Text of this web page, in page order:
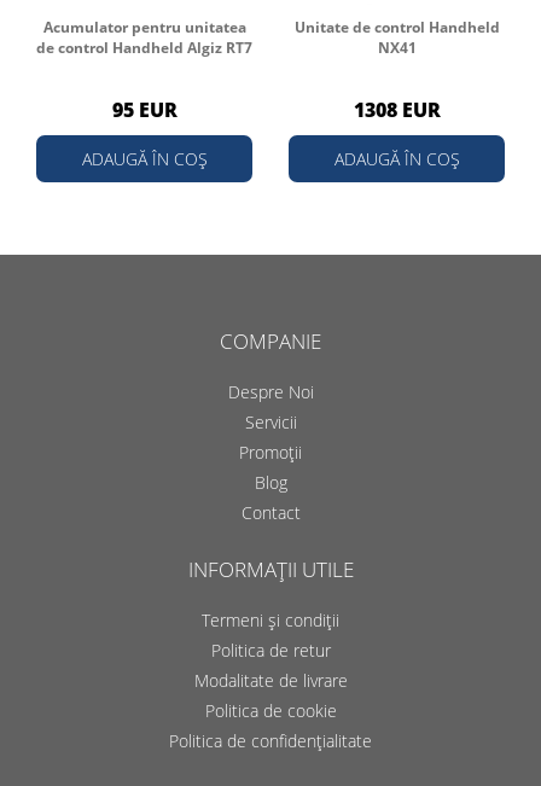
Acumulator pentru unitatea
de control Handheld Algiz RT7
95 EUR
ADAUGĂ ÎN COȘ
Unitate de control Handheld
NX41
1308 EUR
ADAUGĂ ÎN COȘ
COMPANIE
Despre Noi
Servicii
Promoții
Blog
Contact
INFORMAȚII UTILE
Termeni și condiții
Politica de retur
Modalitate de livrare
Politica de cookie
Politica de confidențialitate